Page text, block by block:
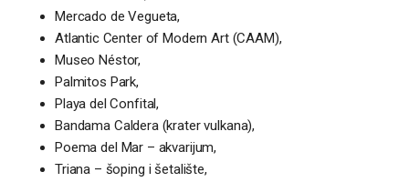
Mercado de Vegueta,
Atlantic Center of Modern Art (CAAM),
Museo Néstor,
Palmitos Park,
Playa del Confital,
Bandama Caldera (krater vulkana),
Poema del Mar – akvarijum,
Triana – šoping i šetalište,